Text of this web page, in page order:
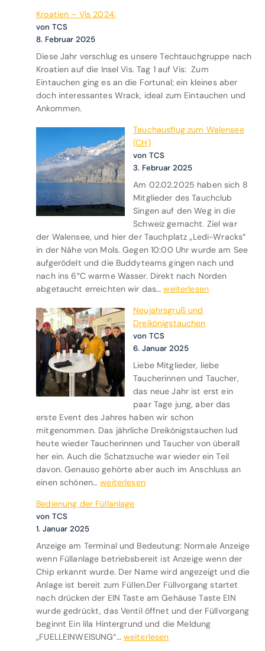
t
i
f
t
h
r
e
u
d
e
u
s
Kroatien – Vis 2024:
von TCS
8. Februar 2025
Diese Jahr verschlug es unsere Techtauchgruppe nach
Kroatien auf die Insel Vis. Tag 1 auf Vis: Zum
Eintauchen ging es an die Fortunal; ein kleines aber
doch interessantes Wrack, ideal zum Eintauchen und
Ankommen.
Tauchausflug zum Walensee
(CH)
von TCS
3. Februar 2025
Am 02.02.2025 haben sich 8
Mitglieder des Tauchclub
Singen auf den Weg in die
Schweiz gemacht. Ziel war
der Walensee, und hier der Tauchplatz „Ledi-Wracks“
in der Nähe von Mols. Gegen 10:00 Uhr wurde am See
aufgerödelt und die Buddyteams gingen nach und
nach ins 6°C warme Wasser. Direkt nach Norden
abgetaucht erreichten wir das…T
u
c
h
a
u
s
f
l
u
g
z
u
m
s
e
e
(
C
H
)
weiterlesen
Neujahrsgruß und
Dreikönigstauchen
von TCS
6. Januar 2025
Liebe Mitglieder, liebe
Taucherinnen und Taucher,
das neue Jahr ist erst ein
paar Tage jung, aber das
erste Event des Jahres haben wir schon
mitgenommen. Das jährliche Dreikönigstauchen lud
heute wieder Taucherinnen und Taucher von überall
her ein. Auch die Schatzsuche war wieder ein Teil
davon. Genauso gehörte aber auch im Anschluss an
einen schönen…N
u
h
r
s
g
r
u
ß
u
weiterlesen
Bedienung der Füllanlage
von TCS
1. Januar 2025
Anzeige am Terminal und Bedeutung: Normale Anzeige
wenn Füllanlage betriebsbereit ist Anzeige wenn der
Chip erkannt wurde. Der Name wird angezeigt und die
Anlage ist bereit zum Füllen.Der Füllvorgang startet
nach drücken der EIN Taste am Gehäuse Taste EIN
wurde gedrückt, das Ventil öffnet und der Füllvorgang
beginnt Ein lila Hintergrund und die Meldung
„FUELLEINWEISUNG“… B
weiterlesen